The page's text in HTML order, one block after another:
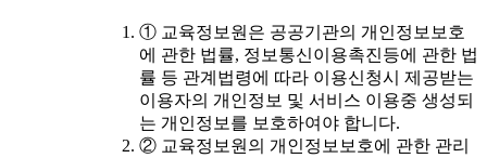
① 교육정보원은 공공기관의 개인정보보호
에 관한 법률, 정보통신이용촉진등에 관한 법
률 등 관계법령에 따라 이용신청시 제공받는
이용자의 개인정보 및 서비스 이용중 생성되
는 개인정보를 보호하여야 합니다.
② 교육정보원의 개인정보보호에 관한 관리